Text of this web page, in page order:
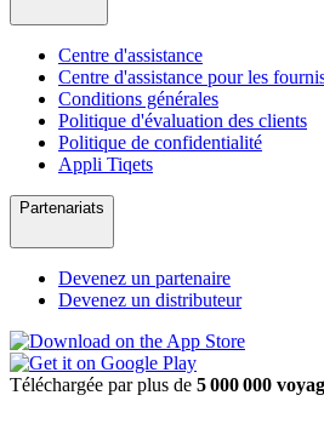
Centre d'assistance
Centre d'assistance pour les
Conditions générales
Politique d'évaluation des clients
Politique de confidentialité
Appli Tiqets
Partenariats
Devenez un partenaire
Devenez un distributeur
Téléchargée par plus de 5 000 000